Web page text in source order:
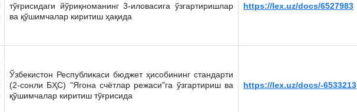
тўғрисидаги йўриқноманинг 3-иловасига ўзгартиришлар
ва қўшимчалар киритиш ҳақида
https://lex.uz/docs/6527983
Ўзбекистон Республикаси бюджет ҳисобининг стандарти
(2-сонли БҲС) "Ягона счётлар режаси"га ўзгартириш ва
қўшимчалар киритиш тўғрисида
https://lex.uz/docs/-6533213